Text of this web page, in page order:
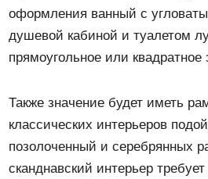
оформления ванный с
душевой кабиной и туалетом
прямоугольное или квадратное
Также значение будет иметь
классических интерьеров
позолоченный и серебрянных
сканднавский интерьер